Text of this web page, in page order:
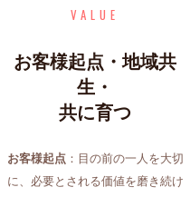
VALUE
お客様起点・地域共
生・
共に育つ
お客様起点：目の前の一人を大切
に、必要とされる価値を磨き続け